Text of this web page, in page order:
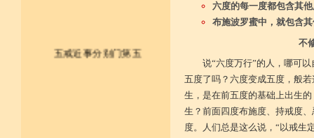
六度的每一度都包含其
布施波罗蜜中，就包含
不
说“六度万行”的人，哪可
五度了吗？六度变成五度，般
生，是在前五度的基础上出生
生？前面四度布施度、持戒度
度。人们总是这么说，“以戒生
五戒近事分别门第五